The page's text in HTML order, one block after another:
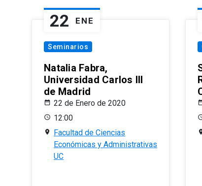
22 ENE
Seminarios
Natalia Fabra,
Universidad Carlos III
de Madrid
22 de Enero de 2020
12:00
Facultad de Ciencias
Económicas y Administrativas
UC